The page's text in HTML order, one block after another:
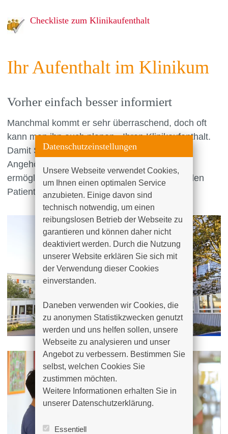
Checkliste zum Klinikaufenthalt
Ihr Aufenthalt im Klinikum
Vorher einfach besser informiert
Manchmal kommt er sehr überraschend, doch oft
kann man ihn auch planen - Ihren Klinikaufenthalt.
Damit Sie als Patient bzw. Patientin sowie als
Angehöriger nicht im Ungewissen bleiben,
ermöglichen wir Ihnen gern einen Einblick in den
Patientenalltag unserer Klinik.
Datenschutzeinstellungen
Unsere Webseite verwendet Cookies,
um Ihnen einen optimalen Service
anzubieten. Einige davon sind
technisch notwendig, um einen
reibungslosen Betrieb der Webseite zu
garantieren und können daher nicht
deaktiviert werden. Durch die Nutzung
unserer Website erklären Sie sich mit
der Verwendung dieser Cookies
einverstanden.
Daneben verwenden wir Cookies, die
zu anonymen Statistikzwecken genutzt
werden und uns helfen sollen, unsere
Webseite zu analysieren und unser
Angebot zu verbessern. Bestimmen Sie
selbst, welchen Cookies Sie
zustimmen möchten.
Weitere Informationen erhalten Sie in
unserer Datenschutzerklärung.
Essentiell